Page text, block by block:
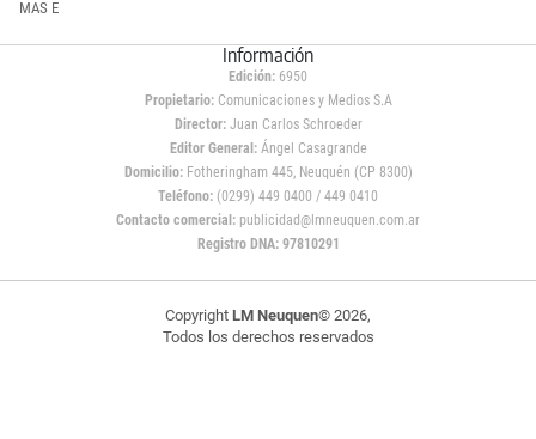
MAS E
Información
Edición: 6950
Propietario:Comunicaciones y Medios S.A
Director: Juan Carlos Schroeder
Editor General:Ángel Casagrande
Domicilio:Fotheringham 445, Neuquén (CP 8300)
Teléfono: (0299) 449 0400 / 449 0410
Contacto comercial: publicidad@lmneuquen.com.ar
Registro DNA: 97810291
Copyright LM Neuquen© 2026,
Todos los derechos reservados